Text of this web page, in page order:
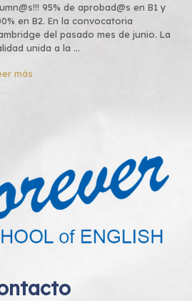
95% de aprobad@s en B1 y
en B2. En la convocatoria
del pasado mes de junio. La
unida a la ...
más